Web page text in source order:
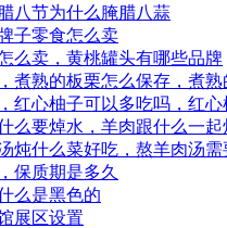
八节为什么腌腊八蒜
子零食怎么卖
么卖，黄桃罐头有哪些品牌
煮熟的板栗怎么保存，煮
红心柚子可以多吃吗，红心
么要焯水，羊肉跟什么一起
炖什么菜好吃，熬羊肉汤
保质期是多久
么是黑色的
展区设置